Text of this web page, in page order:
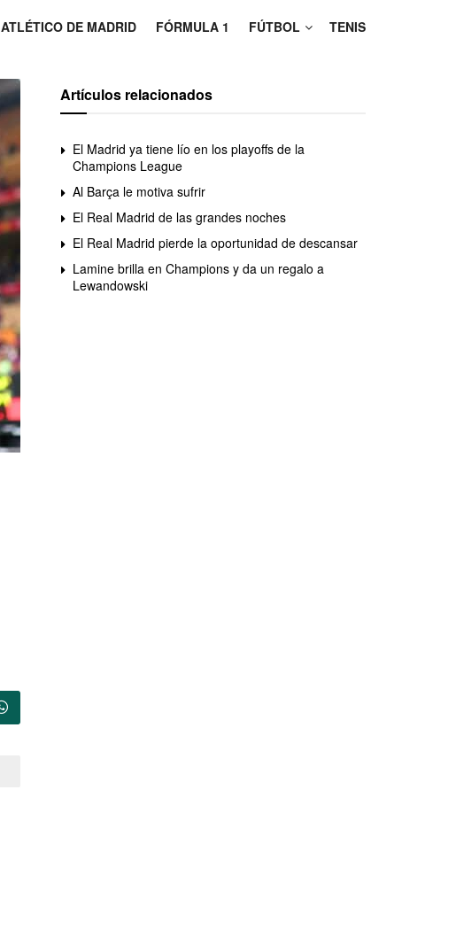
ATLÉTICO DE MADRID FÓRMULA 1 FÚTBOL TENIS
Artículos relacionados
El Madrid ya tiene lío en los playoffs de la
Champions League
Al Barça le motiva sufrir
El Real Madrid de las grandes noches
El Real Madrid pierde la oportunidad de descansar
Lamine brilla en Champions y da un regalo a
Lewandowski